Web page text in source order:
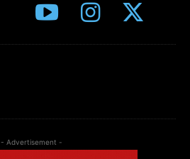
- Advertisement -